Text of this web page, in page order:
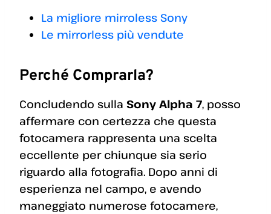
La migliore mirroless Sony
Le mirrorless più vendute
Perché Comprarla?
Concludendo sulla Sony Alpha 7, posso
affermare con certezza che questa
fotocamera rappresenta una scelta
eccellente per chiunque sia serio
riguardo alla fotografia. Dopo anni di
esperienza nel campo, e avendo
maneggiato numerose fotocamere,